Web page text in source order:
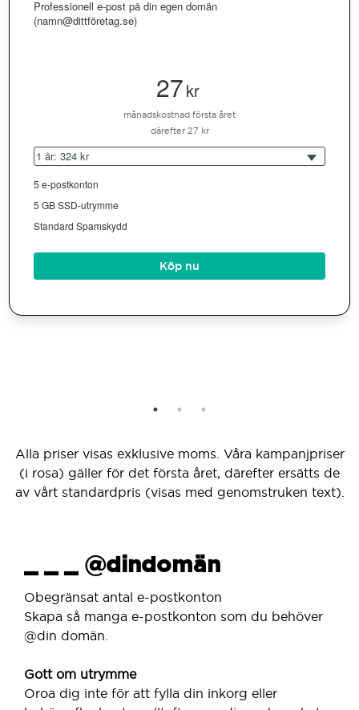
Professionell e-post på din egen domän
(namn@dittföretag.se)
27kr
månadskostnad första året
därefter 27 kr
1 år: 324 kr
5 e-postkonton
5 GB SSD-utrymme
Standard Spamskydd
Köp nu
Alla priser visas exklusive moms. Våra kampanjpriser
(i rosa) gäller för det första året, därefter ersätts de
av vårt standardpris (visas med genomstruken text).
_ _ _ @dindomän
Obegränsat antal e-postkonton
Skapa så manga e-postkonton som du behöver
@din domän.
Gott om utrymme
Oroa dig inte för att fylla din inkorg eller